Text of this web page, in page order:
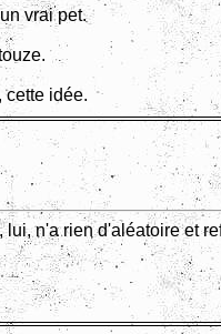
vrai pet.
cette idée.
lui, n'a rien d'aléatoire et